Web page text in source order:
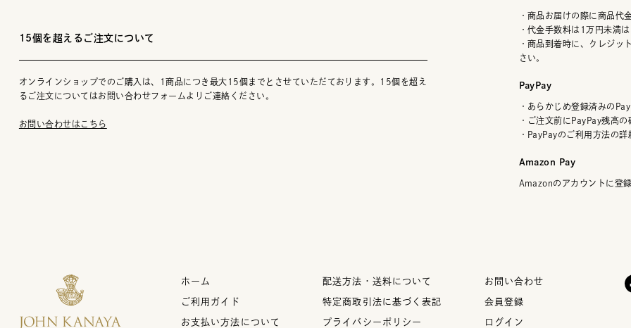
15個を超えるご注文について
オンラインショップでのご購入は、1商品につき最大15個までとさせていただております。15個を超え
るご注文についてはお問い合わせフォームよりご連絡ください。
お問い合わせはこちら
・商品お届けの際に商品代
・代金手数料は1万円未満
・商品到着時に、クレジッ
さい。
PayPay
・あらかじめ登録済みの
・ご注文前にPayPay残高
・PayPayのご利用方法の
Amazon Pay
Amazonのアカウントに登
ホーム
ご利用ガイド
お支払い方法について
配送方法・送料について
特定商取引法に基づく表記
プライバシーポリシー
お問い合わせ
会員登録
ログイン